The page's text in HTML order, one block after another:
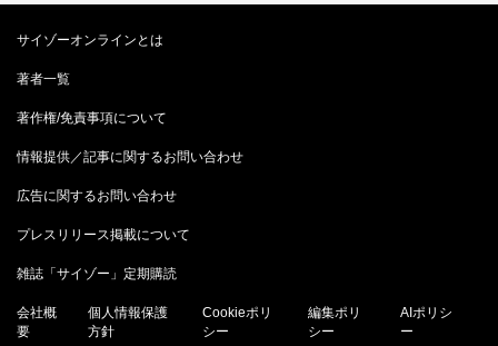
サイゾーオンラインとは
著者一覧
著作権/免責事項について
情報提供／記事に関するお問い合わせ
広告に関するお問い合わせ
プレスリリース掲載について
雑誌「サイゾー」定期購読
会社概
要
個人情報保護
方針
Cookieポリ
シー
編集ポリ
シー
AIポリシ
ー